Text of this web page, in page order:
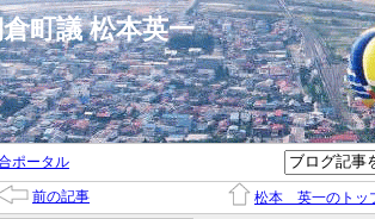
倉町議 松本英一
ポータル
前の記事
松本 英一のトッ